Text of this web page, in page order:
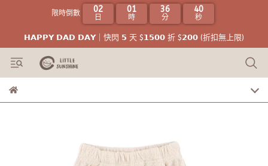
限時倒數 02
日
01
時
36
分
39
秒
𝗛𝗔𝗣𝗣𝗬 𝗗𝗔𝗗 𝗗𝗔𝗬｜快閃 𝟱 天 $𝟭𝟱𝟬𝟬 折 $𝟮𝟬𝟬 (折扣無上限)